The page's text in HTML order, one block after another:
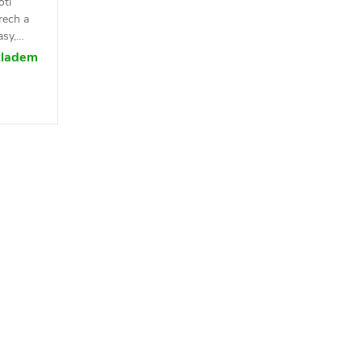
a
v
jako